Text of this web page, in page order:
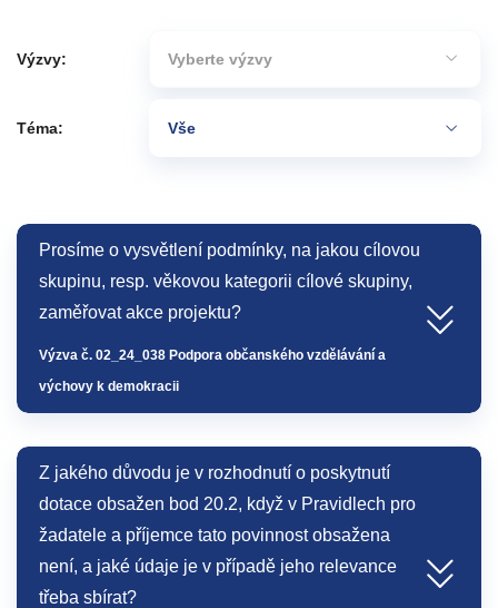
Výzvy: Vyberte výzvy
Téma: Vše
Prosíme o vysvětlení podmínky, na jakou cílovou
skupinu, resp. věkovou kategorii cílové skupiny,
zaměřovat akce projektu?
Výzva č. 02_24_038 Podpora občanského vzdělávání a
výchovy k demokracii
Z jakého důvodu je v rozhodnutí o poskytnutí
dotace obsažen bod 20.2, když v Pravidlech pro
žadatele a příjemce tato povinnost obsažena
není, a jaké údaje je v případě jeho relevance
třeba sbírat?